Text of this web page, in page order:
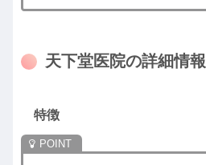
天下堂医院の詳細情報
特徴